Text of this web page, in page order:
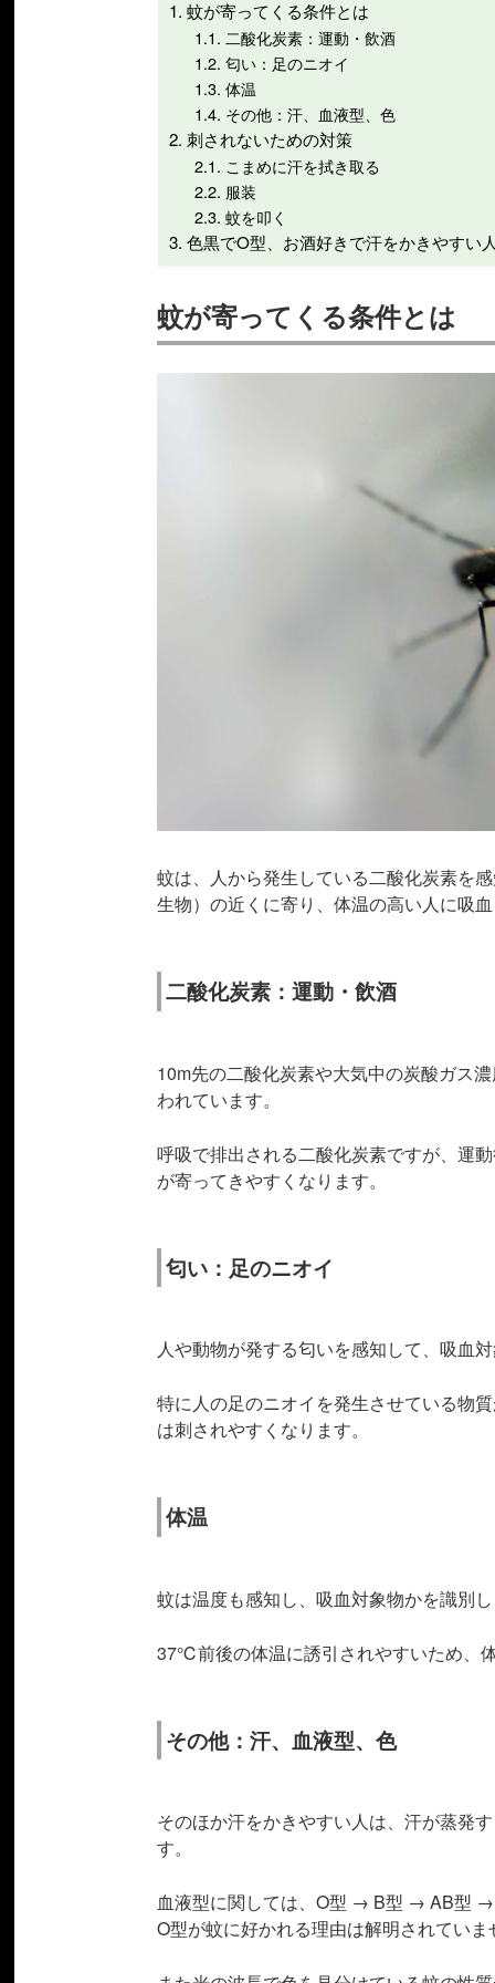
蚊が寄ってくる条件とは
二酸化炭素：運動・飲酒
匂い：足のニオイ
体温
その他：汗、血液型、色
刺されないための対策
こまめに汗を拭き取る
服装
蚊を叩く
色黒でO型、お酒好きで汗をかきやすい
蚊が寄ってくる条件とは
蚊は、人から発生している二酸化炭素を
生物）の近くに寄り、体温の高い人に吸
二酸化炭素：運動・飲酒
10m先の二酸化炭素や大気中の炭酸ガス
われています。
呼吸で排出される二酸化炭素ですが、運
が寄ってきやすくなります。
匂い：足のニオイ
人や動物が発する匂いを感知して、吸血
特に人の足のニオイを発生させている物
は刺されやすくなります。
体温
蚊は温度も感知し、吸血対象物かを識別
37℃前後の体温に誘引されやすいため、
その他：汗、血液型、色
そのほか汗をかきやすい人は、汗が蒸発
す。
血液型に関しては、O型 → B型 → AB型 →
O型が蚊に好かれる理由は解明されていま